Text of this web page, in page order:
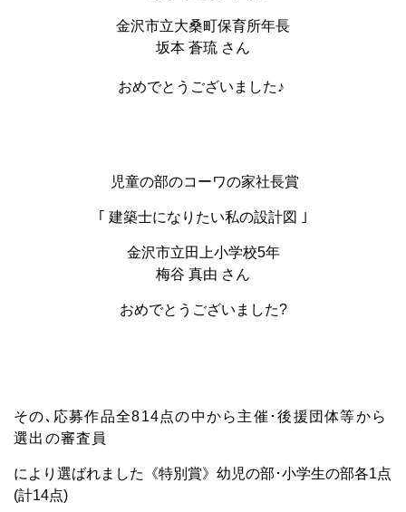
金沢市立大桑町保育所年長
坂本 蒼琉 さん
おめでとうございました♪
児童の部のコーワの家社長賞
｢ 建築士になりたい私の設計図 ｣
金沢市立田上小学校5年
梅谷 真由 さん
おめでとうございました?
その､応募作品全814点の中から主催･後援団体等から
選出の審査員
により選ばれました《特別賞》幼児の部･小学生の部各1点
(計14点)